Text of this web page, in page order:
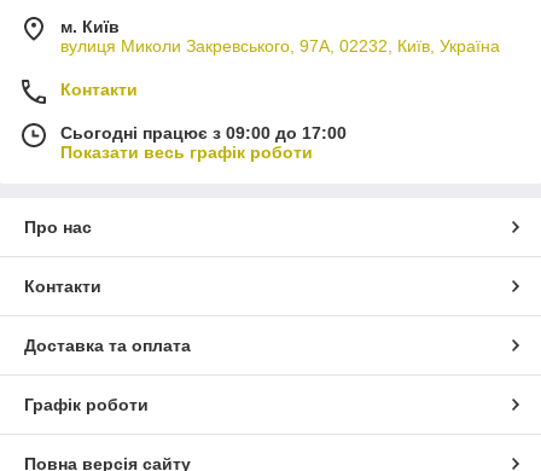
м. Київ
вулиця Миколи Закревського, 97А, 02232, Київ, Україна
Контакти
Сьогодні працює з 09:00 до 17:00
Показати весь графік роботи
Про нас
Контакти
Доставка та оплата
Графік роботи
Повна версія сайту